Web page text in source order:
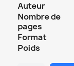
Auteur
Nombre de
pages
Format
Poids